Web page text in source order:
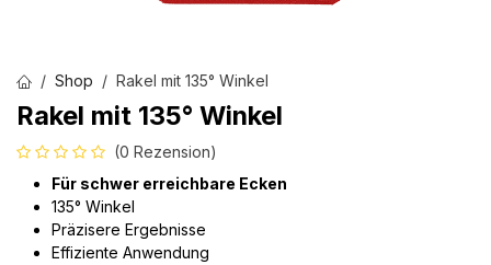
Shop Rakel mit 135° Winkel
Rakel mit 135° Winkel
(0 Rezension)
Für schwer erreichbare Ecken
135° Winkel
Präzisere Ergebnisse
Effiziente Anwendung